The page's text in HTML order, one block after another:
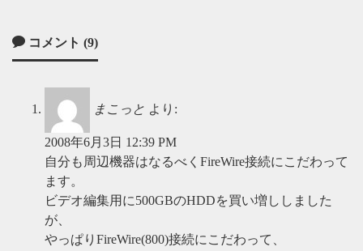
コメント (9)
まこっと より:
2008年6月3日 12:39 PM
自分も周辺機器はなるべくFireWire接続にこだわって
ます。
ビデオ編集用に500GBのHDDを買い増ししました
が、
やっぱりFireWire(800)接続にこだわって、